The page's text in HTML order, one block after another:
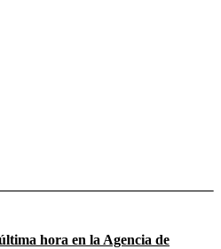
hora en la Agencia de